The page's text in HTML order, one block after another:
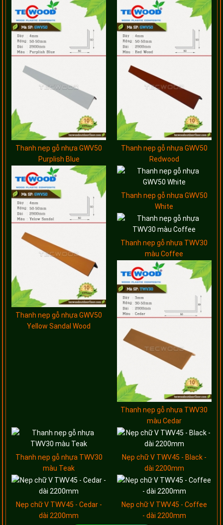
Thanh nẹp gỗ nhựa GWV50
Purplish Blue
Thanh nẹp gỗ nhựa GWV50
Redwood
Thanh nẹp gỗ nhựa GWV50
Yellow Sandal Wood
Thanh nẹp gỗ nhựa GWV50
White
Thanh nẹp gỗ nhựa TWV30
màu Coffee
Thanh nẹp gỗ nhựa TWV30
màu Cedar
Thanh nẹp gỗ nhựa TWV30
màu Teak
Nẹp chữ V TWV45 - Black -
dài 2200mm
Nẹp chữ V TWV45 - Cedar -
dài 2200mm
Nẹp chữ V TWV45 - Coffee
- dài 2200mm